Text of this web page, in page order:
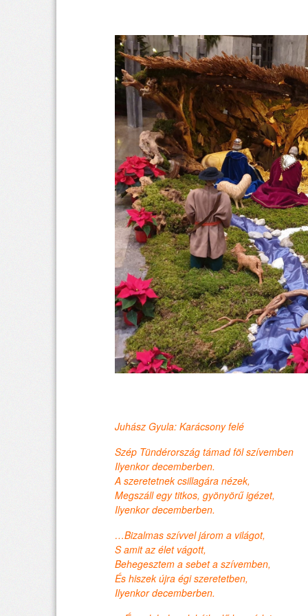
Juhász Gyula: Karácsony felé
Szép Tündérország támad föl szívemben
Ilyenkor decemberben.
A szeretetnek csillagára nézek,
Megszáll egy titkos, gyönyörű igézet,
Ilyenkor decemberben.
…Bizalmas szívvel járom a világot,
S amit az élet vágott,
Behegesztem a sebet a szívemben,
És hiszek újra égi szeretetben,
Ilyenkor decemberben.